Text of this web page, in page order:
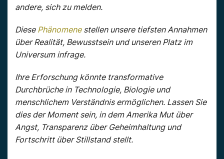
andere, sich zu melden.
Diese Phänomenestellen unsere tiefsten Annahmen
über Realität, Bewusstsein und unseren Platz im
Universum infrage.
Ihre Erforschung könnte transformative
Durchbrüche in Technologie, Biologie und
menschlichem Verständnis ermöglichen. Lassen Sie
dies der Moment sein, in dem Amerika Mut über
Angst, Transparenz über Geheimhaltung und
Fortschritt über Stillstand stellt.